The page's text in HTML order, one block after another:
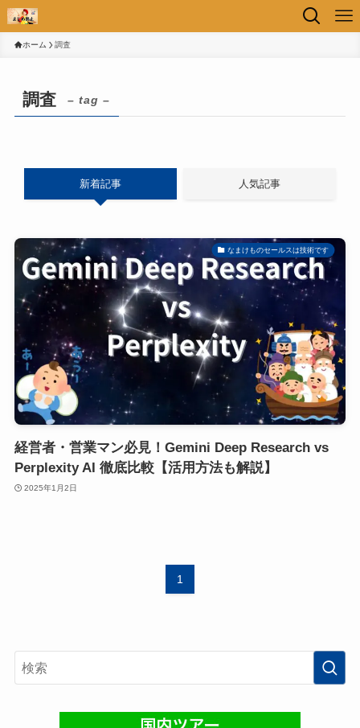
ホーム 調査
調査 – tag –
新着記事 人気記事
なまけものセールスは技術です
経営者・営業マン必見！Gemini Deep Research vs
Perplexity AI 徹底比較【活用方法も解説】
2025年1月2日
1